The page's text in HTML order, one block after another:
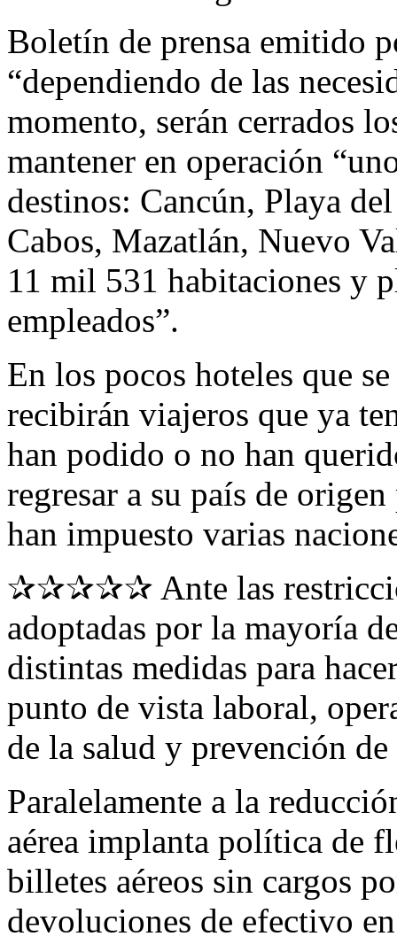
Boletín de prensa emitido
“dependiendo de las
momento, serán cerrados
mantener en operación
destinos: Cancún, Playa
Cabos, Mazatlán, Nuevo
11 mil 531 habitaciones y
empleados”.
En los pocos hoteles que
recibirán viajeros que ya
han podido o no han
regresar a su país de
han impuesto varias
✰✰✰✰✰ Ante las
adoptadas por la mayoría
distintas medidas para
punto de vista laboral,
de la salud y prevención de
Paralelamente a la
aérea implanta política de
billetes aéreos sin cargos
devoluciones de efectivo